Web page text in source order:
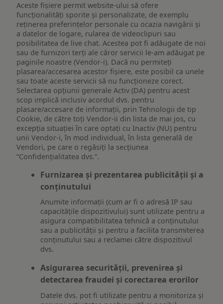
Aceste fișiere permit website-ului să ofere
funcționalități sporite și personalizate, de exemplu
reţinerea preferinţelor personale cu ocazia navigării și
a datelor de logare, rularea de videoclipuri sau
posibilitatea de live chat. Acestea pot fi adăugate de noi
sau de furnizori terți ale căror servicii le-am adăugat pe
paginile noastre (Vendor-i). Dacă nu permiteți
plasarea/accesarea acestor fișiere, este posibil ca unele
sau toate aceste servicii să nu funcționeze corect.
Selectarea opțiunii generale Activ (DA) pentru acest
scop implică inclusiv acordul dvs. pentru
plasare/accesare de informații, prin Tehnologii de tip
Cookie, de către toți Vendor-ii din lista de mai jos, cu
excepția situației în care optați cu Inactiv (NU) pentru
unii Vendor-i, în mod individual, în lista generală de
Vendori, pe care o regăsiți la secțiunea
“Confidențialitatea dvs.”.
Furnizarea și prezentarea publicității și a
conținutului
Anumite informații (cum ar fi o adresă IP sau
capacitățile dispozitivului) sunt utilizate pentru a
asigura compatibilitatea tehnică a conținutului
sau a publicității și pentru a facilita transmiterea
conținutului sau a reclamei către dispozitivul
dvs.
Asigurarea securității, prevenirea și
detectarea fraudei și corectarea erorilor
Datele dvs. pot fi utilizate pentru a monitoriza și